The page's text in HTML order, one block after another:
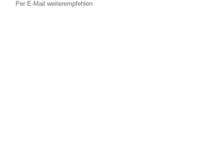
Per E-Mail weiterempfehlen